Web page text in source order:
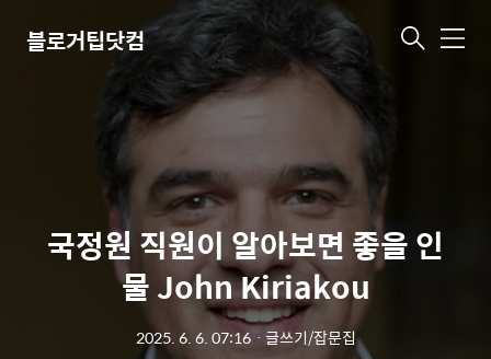
블로거팁닷컴 메
국정원 직원이 알아보면 좋을 인
물 John Kiriakou
2025. 6. 6. 07:16ㆍ 글쓰기/잡문집